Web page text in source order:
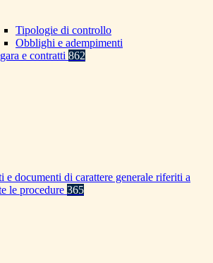
Tipologie di controllo
Obblighi e adempimenti
e contratti 862
e documenti di carattere generale riferiti a
le procedure 365